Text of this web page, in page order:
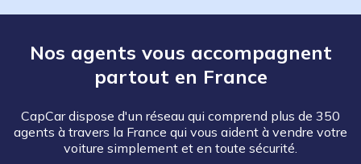
Nos agents vous accompagnent
partout en France
CapCar dispose d'un réseau qui comprend plus de 350
agents à travers la France qui vous aident à vendre votre
voiture simplement et en toute sécurité.